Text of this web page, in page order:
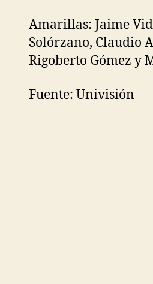
Amarillas: Jaime
Solórzano, Claudio
Rigoberto Gómez y
Fuente: Univisión